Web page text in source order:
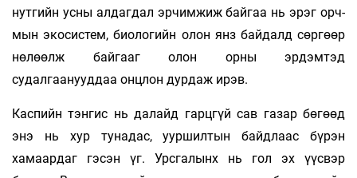
нутгийн усны алдагдал эрчимжиж байгаа нь эрэг орч­
мын экосистем, биологийн олон янз байдалд сөргөөр
нөлөөлж байгааг олон орны эрдэмтэд
судалгаанууддаа онцлон дурдаж ирэв.
Каспийн тэнгис нь далайд гарцгүй сав газар бөгөөд
энэ нь хур тунадас, ууршилтын байдлаас бүрэн
хамаардаг гэсэн үг. Урсгалынх нь гол эх үүсвэр